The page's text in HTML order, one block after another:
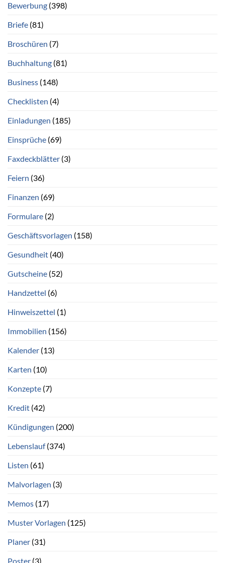
Bewerbung (398)
Briefe (81)
Broschüren (7)
Buchhaltung (81)
Business (148)
Checklisten (4)
Einladungen (185)
Einsprüche (69)
Faxdeckblätter (3)
Feiern (36)
Finanzen (69)
Formulare (2)
Geschäftsvorlagen (158)
Gesundheit (40)
Gutscheine (52)
Handzettel (6)
Hinweiszettel (1)
Immobilien (156)
Kalender (13)
Karten (10)
Konzepte (7)
Kredit (42)
Kündigungen (200)
Lebenslauf(374)
Listen (61)
Malvorlagen (3)
Memos (17)
Muster Vorlagen (125)
Planer (31)
Poster (3)